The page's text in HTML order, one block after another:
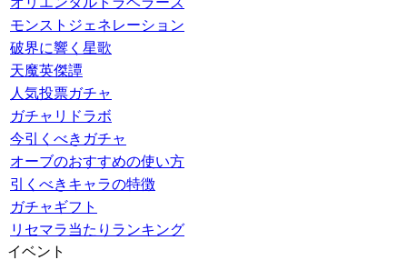
モンストジェネレーション
破界に響く星歌
天魔英傑譚
人気投票ガチャ
ガチャリドラボ
今引くべきガチャ
オーブのおすすめの使い方
引くべきキャラの特徴
ガチャギフト
リセマラ当たりランキング
イベント